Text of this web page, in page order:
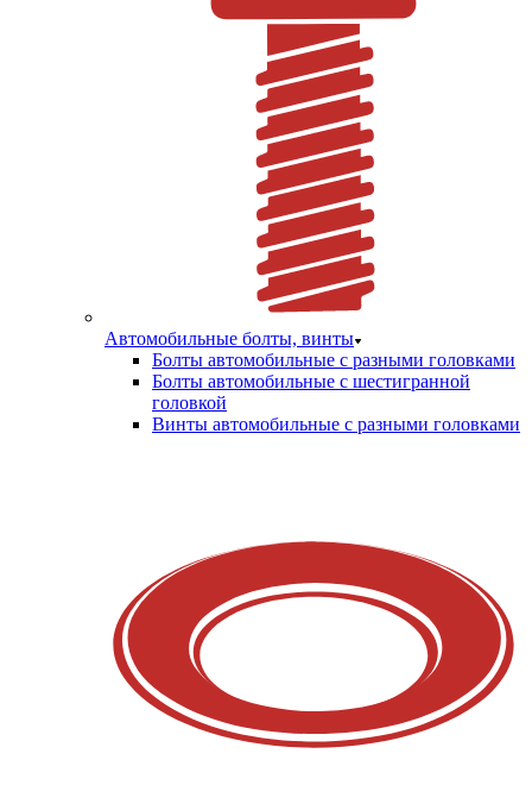
Автомобильные болты, винты
Болты автомобильные с разными головками
Болты автомобильные с шестигранной
головкой
Винты автомобильные с разными головками